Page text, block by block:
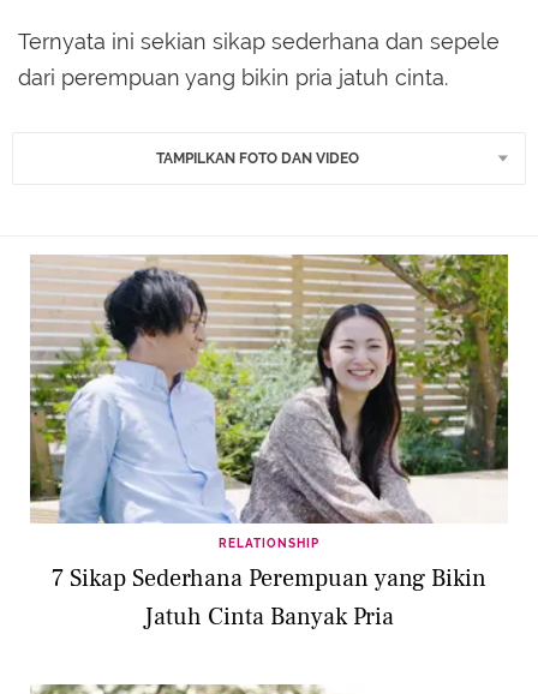
Ternyata ini sekian sikap sederhana dan sepele
dari perempuan yang bikin pria jatuh cinta.
TAMPILKAN FOTO DAN VIDEO
RELATIONSHIP
7 Sikap Sederhana Perempuan yang Bikin
Jatuh Cinta Banyak Pria